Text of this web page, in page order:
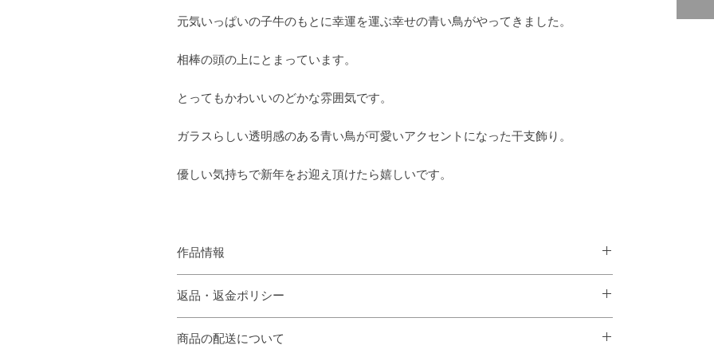
元気いっぱいの子牛のもとに幸運を運ぶ幸せの青い鳥がやってきました。
相棒の頭の上にとまっています。
とってもかわいいのどかな雰囲気です。
ガラスらしい透明感のある青い鳥が可愛いアクセントになった干支飾り。
優しい気持ちで新年をお迎え頂けたら嬉しいです。
作品情報
金紙 7cm角
素材 ガラス、金紙
重さ 約100g
返品・返金ポリシー
商品の配送について